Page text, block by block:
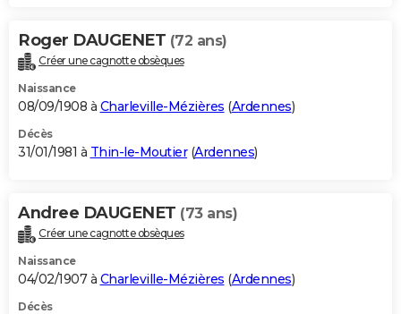
Roger DAUGENET (72 ans)
Créer une cagnotte obsèques
Naissance
08/09/1908 à Charleville-Mézières (Ardennes)
Décès
31/01/1981 à Thin-le-Moutier(Ardennes)
Andree DAUGENET (73 ans)
Créer une cagnotte obsèques
Naissance
04/02/1907 à Charleville-Mézières (Ardennes)
Décès